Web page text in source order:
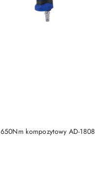
kompozytowy AD-1808